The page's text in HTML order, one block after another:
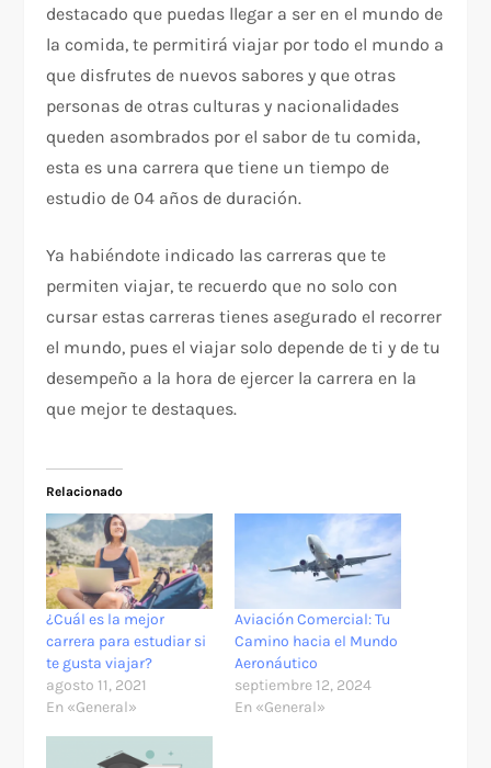
destacado que puedas llegar a ser en el mundo de
la comida, te permitirá viajar por todo el mundo a
que disfrutes de nuevos sabores y que otras
personas de otras culturas y nacionalidades
queden asombrados por el sabor de tu comida,
esta es una carrera que tiene un tiempo de
estudio de 04 años de duración.
Ya habiéndote indicado las carreras que te
permiten viajar, te recuerdo que no solo con
cursar estas carreras tienes asegurado el recorrer
el mundo, pues el viajar solo depende de ti y de tu
desempeño a la hora de ejercer la carrera en la
que mejor te destaques.
Relacionado
¿Cuál es la mejor
carrera para estudiar si
te gusta viajar?
agosto 11, 2021
En «General»
Aviación Comercial: Tu
Camino hacia el Mundo
Aeronáutico
septiembre 12, 2024
En «General»